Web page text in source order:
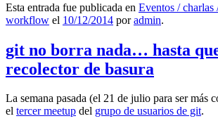
Esta entrada fue publicada en Eventos / charlas
workflow el 10/12/2014 poradmin.
git no borra nada… hasta
recolector de basura
La semana pasada (el 21 de julio para ser más
el tercer meetup del grupo de usuarios de git.